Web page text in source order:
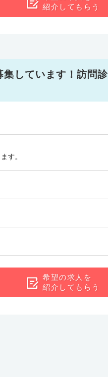
紹介してもらう
しています！訪問
す。
希望の求人を
紹介してもらう